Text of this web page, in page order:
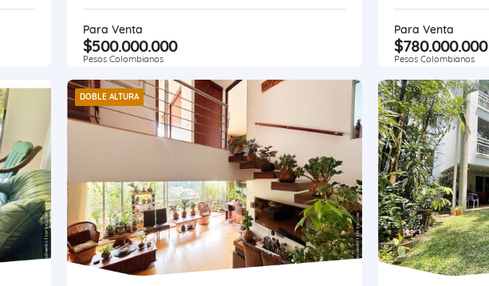
Para Venta
$500.000.000
Pesos Colombianos
Para Venta
$780.000.000
Pesos Colombianos
DOBLE ALTURA